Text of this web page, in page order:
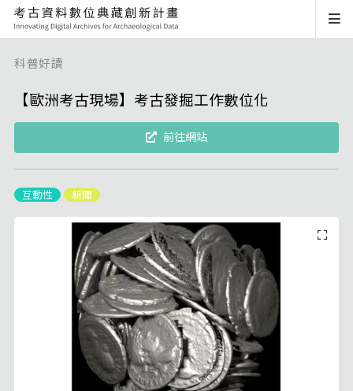
科普好讀
【歐洲考古現場】考古發掘工作數位化
前往網站
互動性 新聞